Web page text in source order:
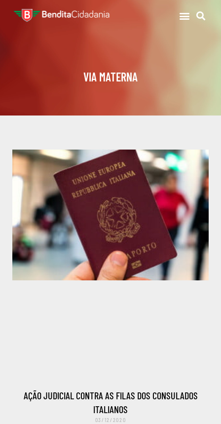
VIA MATERNA
AÇÃO JUDICIAL CONTRA AS FILAS DOS CONSULADOS
ITALIANOS
03/12/2020